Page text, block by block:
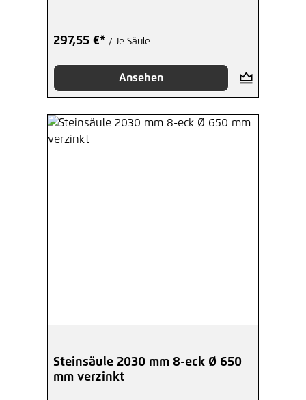
297,55 €* / Je Säule
Ansehen
Steinsäule 2030 mm 8-eck Ø 650
mm verzinkt